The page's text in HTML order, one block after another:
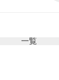
一覧